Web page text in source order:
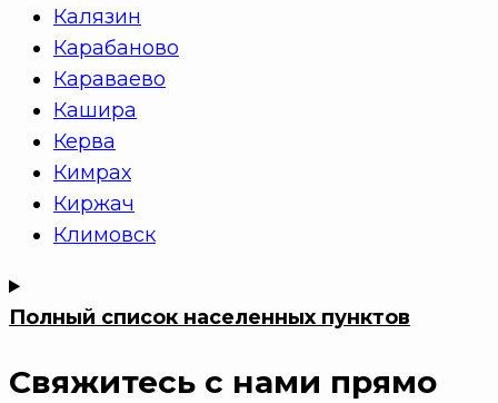
Калязин
Карабаново
Караваево
Кашира
Керва
Кимрах
Киржач
Климовск
Полный список населенных пунктов
Свяжитесь с нами прямо